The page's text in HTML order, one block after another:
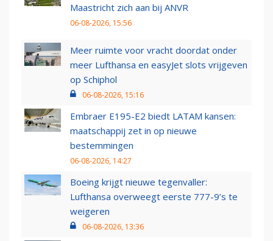
Maastricht zich aan bij ANVR
06-08-2026, 15:56
Meer ruimte voor vracht doordat onder
meer Lufthansa en easyJet slots vrijgeven
op Schiphol
06-08-2026, 15:16
Embraer E195-E2 biedt LATAM kansen:
maatschappij zet in op nieuwe
bestemmingen
06-08-2026, 14:27
Boeing krijgt nieuwe tegenvaller:
Lufthansa overweegt eerste 777-9’s te
weigeren
06-08-2026, 13:36